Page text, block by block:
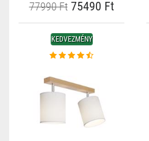
77990 Ft75490 Ft
KEDVEZMÉNY